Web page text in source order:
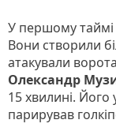
У першому
Вони створили
атакували
Олександр
15 хвилині. Його
парирував